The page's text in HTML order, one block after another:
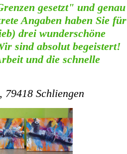
gesetzt" und genau
Angaben haben Sie für
drei wunderschöne
sind absolut begeistert!
und die schnelle
Schliengen